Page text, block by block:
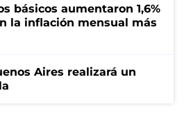
básicos aumentaron 1,6%
la inflación mensual más
Aires realizará un